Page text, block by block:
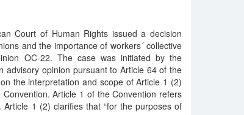
Court of Human Rights issued a decision
and the importance of workers´ collective
OC-22. The case was initiated by the
advisory opinion pursuant to Article 64 of the
the interpretation and scope of Article 1 (2)
Article 1 of the Convention refers
1 (2) clarifies that “for the purposes of